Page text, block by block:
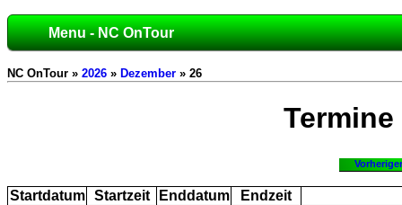
Menu - NC OnTour
NC OnTour » 2026 » Dezember » 26
Termine
Startdatum Startzeit Enddatum
Endzeit